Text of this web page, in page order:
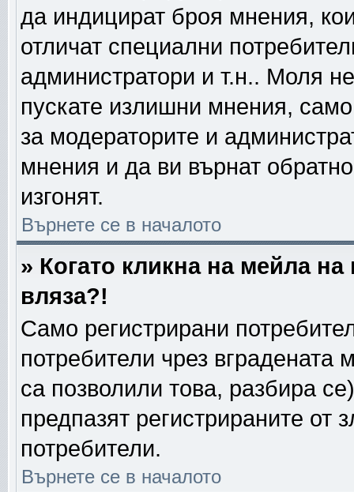
да индицират броя мнения,
отличат специални
администратори и т.н.. Моля
пускате излишни мнения,
за модераторите и
мнения и да ви върнат
изгонят.
Върнете се в началото
» Когато кликна на мейла
вляза?!
Само регистрирани
потребители чрез
са позволили това, разбира
предпазят регистрираните от
потребители.
Върнете се в началото